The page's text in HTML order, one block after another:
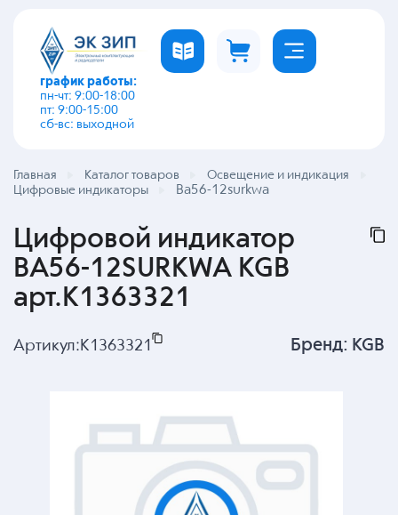
график работы:
пн-чт: 9:00-18:00
пт: 9:00-15:00
сб-вс: выходной
Главная Каталог товаров
Освещение и индикация
Цифровые индикаторы
Ba56-12surkwa
Цифровой индикатор
BA56-12SURKWA KGB
арт.K1363321
Артикул: K1363321 Бренд: KGB